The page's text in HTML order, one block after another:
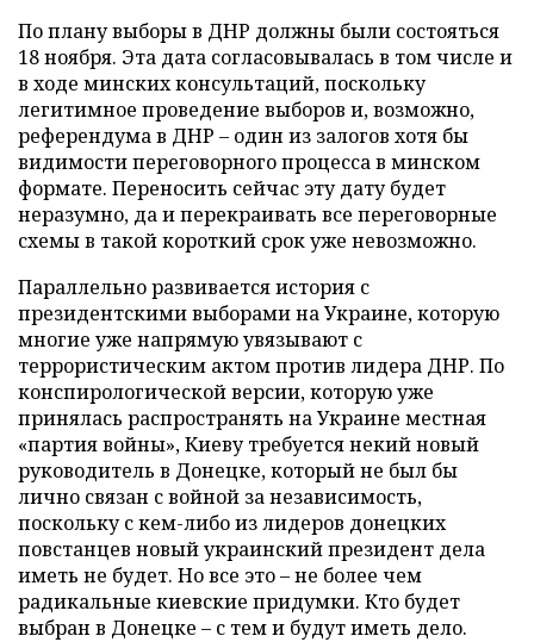
По плану выборы в ДНР должны были состояться
18 ноября. Эта дата согласовывалась в том числе и
в ходе минских консультаций, поскольку
легитимное проведение выборов и, возможно,
референдума в ДНР – один из залогов хотя бы
видимости переговорного процесса в минском
формате. Переносить сейчас эту дату будет
неразумно, да и перекраивать все переговорные
схемы в такой короткий срок уже невозможно.
Параллельно развивается история с
президентскими выборами на Украине, которую
многие уже напрямую увязывают с
террористическим актом против лидера ДНР. По
конспирологической версии, которую уже
принялась распространять на Украине местная
«партия войны», Киеву требуется некий новый
руководитель в Донецке, который не был бы
лично связан с войной за независимость,
поскольку с кем-либо из лидеров донецких
повстанцев новый украинский президент дела
иметь не будет. Но все это – не более чем
радикальные киевские придумки. Кто будет
выбран в Донецке – с тем и будут иметь дело.